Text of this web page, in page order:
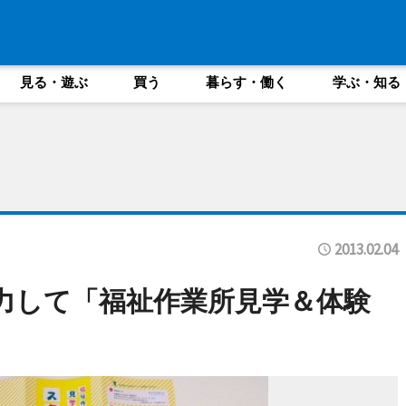
見る・遊ぶ 買う 暮らす・働く 学ぶ・知る
2013.02.04
して「福祉作業所見学＆体験